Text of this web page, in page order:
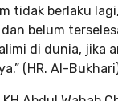
tidak berlaku
belum
di dunia, jika
(HR. Al-